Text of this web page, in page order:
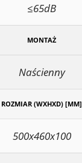
≤65dB
MONTAŻ
Naścienny
ROZMIAR (WXHXD) [MM]
500x460x100